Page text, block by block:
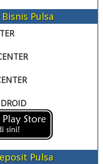
Pulsa
Pulsa